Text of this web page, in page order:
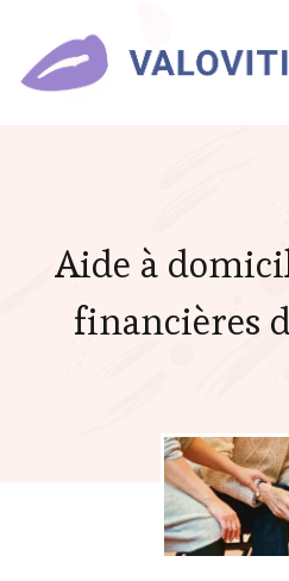
Aide à
financières